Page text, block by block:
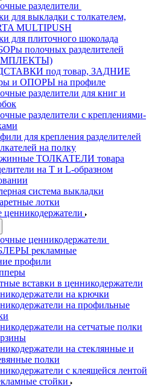
разделители
для выкладки с толкателем,
MULTIPUSH
для плиточного шоколада
полочных разделителей
под товар, ЗАДНИЕ
и ОПОРЫ на профиле
разделители для книг и
разделители с креплениями-
для крепления разделителей
на полку
ТОЛКАТЕЛИ товара
на Т и L-образном
система выкладки
лотки
ценникодержатели
рекламные
профили
вставки в ценникодержатели
на крючки
на профильные
на сетчатые полки
на стеклянные и
полки
с клеящейся лентой
стойки